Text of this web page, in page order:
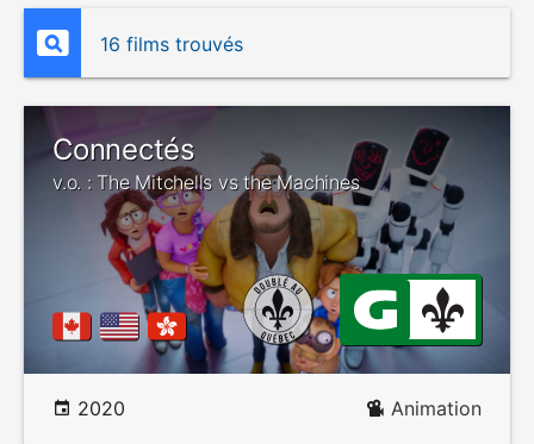
16 films trouvés
Connectés
v.o. : The Mitchells vs the Machines
2020 Animation